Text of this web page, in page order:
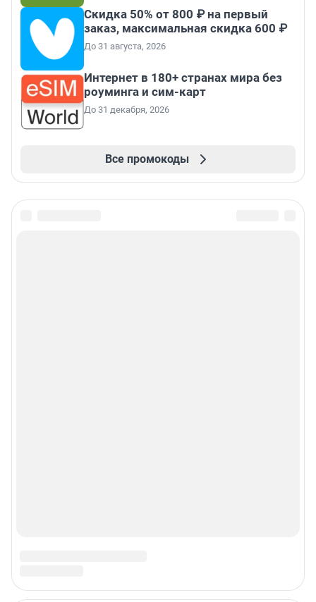
Скидка 50% от 800 ₽ на первый
заказ, максимальная скидка 600 ₽
До 31 августа, 2026
Интернет в 180+ странах мира без
роуминга и сим-карт
До 31 декабря, 2026
Все промокоды